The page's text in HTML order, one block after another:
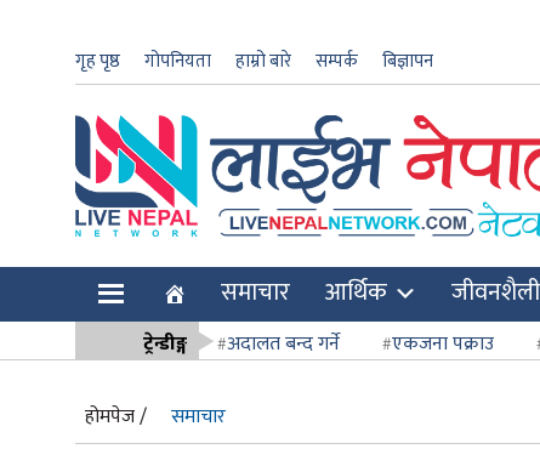
गृह पृष्ठ गोपनियता हाम्रो बारे सम्पर्क बिज्ञापन
समाचार आर्थिक जीवनशैली
ट्रेन्डीङ्ग अदालत बन्द गर्ने एकजना पक्राउ
होमपेज /
समाचार